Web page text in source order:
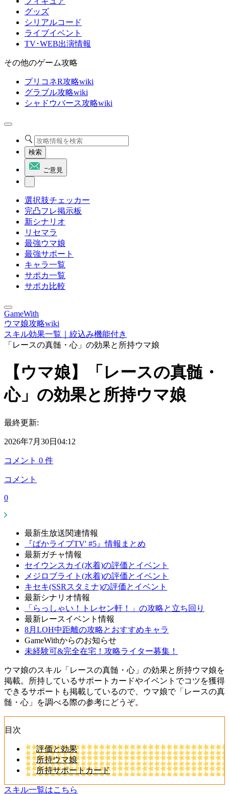
グッズ
シリアルコード
ライブイベント
TV･WEB出演情報
その他のゲーム攻略
プリコネR攻略wiki
グラブル攻略wiki
シャドウバース攻略wiki
検索
ご意見
選択肢チェッカー
完凸フレ掲示板
新シナリオ
リセマラ
最強ウマ娘
最強サポート
キャラ一覧
サポカ一覧
サポカ比較
GameWith
ウマ娘攻略wiki
スキル効果一覧｜絞込み機能付き
「レースの真髄・心」の効果と所持ウマ娘
【ウマ娘】「レースの真髄・
心」の効果と所持ウマ娘
最終更新:
2026年7月30日04:12
コメント 0 件
コメント
0
最新生放送関連情報
『ぱかライブTV' #5』情報まとめ
最新ガチャ情報
セイウンスカイ(水着)の評価とイベント
メジロブライト(水着)の評価とイベント
キセキ(SSRスタミナ)の評価とイベント
最新シナリオ情報
「らっしゃい！トレセン軒！」の攻略と立ち回り
最新レースイベント情報
8月LOH中距離の攻略とおすすめキャラ
GameWithからのお知らせ
未経験可&完全在宅！攻略ライター募集！
ウマ娘のスキル「レースの真髄・心」の効果と所持ウマ娘を
掲載。所持しているサポートカードやイベントでコツを獲得
できるサポートも掲載しているので、ウマ娘で「レースの真
髄・心」を調べる際の参考にどうぞ。
目次
評価と効果
所持ウマ娘
所持サポートカード
スキル一覧はこちら